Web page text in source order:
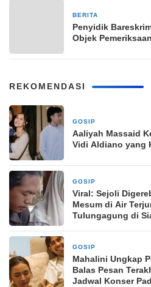
BERITA
Penyidik
Objek
REKOMENDASI
GOSIP
Aaliyah Massaid
Vidi Aldiano yang
GOSIP
Viral: Sejoli
Mesum di Air
Tulungagung di
GOSIP
Mahalini Ungkap
Balas Pesan
Jadwal Konser